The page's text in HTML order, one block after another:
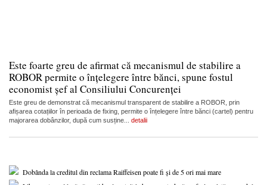
Este foarte greu de afirmat că mecanismul de stabilire a
ROBOR permite o înțelegere între bănci, spune fostul
economist șef al Consiliului Concurenței
Este greu de demonstrat că mecanismul transparent de stabilire a ROBOR, prin
afișarea cotațiilor în perioada de fixing, permite o înțelegere între bănci (cartel) pentru
majorarea dobânzilor, după cum susține... detalii
Dobânda la creditul din reclama Raiffeisen poate fi și de 5 ori mai mare